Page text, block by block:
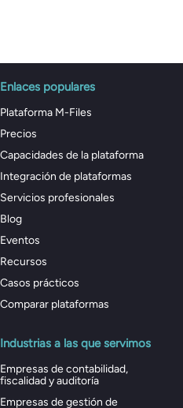
Enlaces populares
Plataforma M-Files
Precios
Capacidades de la plataforma
Integración de plataformas
Servicios profesionales
Blog
Eventos
Recursos
Casos prácticos
Comparar plataformas
Industrias a las que servimos
Empresas de contabilidad,
fiscalidad y auditoría
Empresas de gestión de